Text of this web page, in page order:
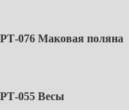
РТ-076 Маковая поляна
РТ-055 Весы